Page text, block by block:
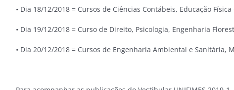
• Dia 18/12/2018 = Cursos de Ciências Contábeis, Educação
• Dia 19/12/2018 = Curso de Direito, Psicologia, Engenharia
• Dia 20/12/2018 = Cursos de Engenharia Ambiental e Sanitária,